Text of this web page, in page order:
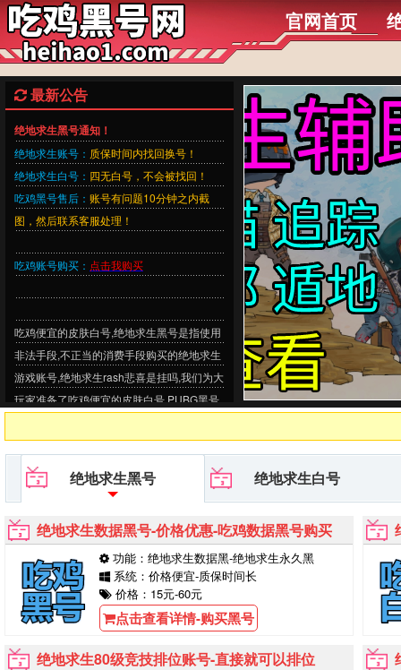
官网首页
最新公告
绝地求生黑号通知！
绝地求生账号： 质保时间内找回换号！
绝地求生白号： 四无白号，不会被找回！
吃鸡黑号售后： 账号有问题10分钟之内截
图，然后联系客服处理！
吃鸡账号购买： 点击我购买
吃鸡便宜的皮肤白号,绝地求生黑号是指使用
非法手段,不正当的消费手段购买的绝地求生
游戏账号,绝地求生rash悲喜是挂吗,我们为大
玩家准备了吃鸡便宜的皮肤白号,PUBG黑号
绝地求生黑号 绝地求生白号
绝地求生数据黑号-价格优惠-吃鸡数据黑号购买
功能：绝地求生数据黑-绝地求生永久黑
系统：价格便宜-质保时间长
价格：15元-60元
点击查看详情-购买黑号
绝地求生80级竞技排位账号-直接就可以排位